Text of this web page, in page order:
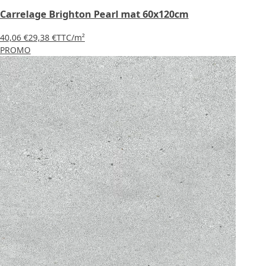
Carrelage Brighton Pearl mat 60x120cm
40,06 €29,38 €TTC/m²
PROMO